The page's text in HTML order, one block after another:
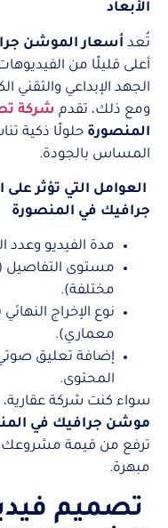
الأبعاد
تُعد أسعار الموشن
الجهد الإبداعي والتقني
ومع ذلك، تقدم شركة
المنصورة حلولًا ذكية
المساس بالجودة.
العوامل التي تؤثر
جرافيك في المنصورة
مدة الفيديو وعدد
مستوى التفاصيل
مختلفة).
نوع الإخراج
معماري).
إضافة تعليق
المحتوى.
سواء كنت شركة عقارية،
موشن جرافيك في
ترفع من قيمة مشروعك
مبهرة.
تصميم